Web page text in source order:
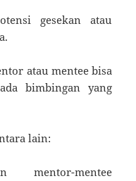
gesekan atau
atau mentee bisa
bimbingan yang
lain:
mentor-mentee